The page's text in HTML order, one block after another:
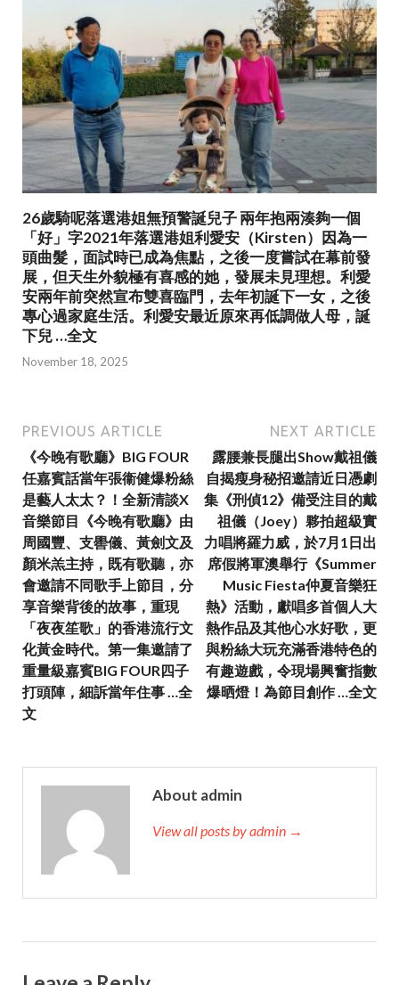
26歲騎呢落選港姐無預警誕兒子 兩年抱兩湊夠一個
「好」字2021年落選港姐利愛安（Kirsten）因為一
頭曲髮，面試時已成為焦點，之後一度嘗試在幕前發
展，但天生外貌極有喜感的她，發展未見理想。利愛
安兩年前突然宣布雙喜臨門，去年初誕下一女，之後
專心過家庭生活。利愛安最近原來再低調做人母，誕
下兒 …全文
November 18, 2025
PREVIOUS ARTICLE
《今晚有歌廳》BIG FOUR
任嘉賓話當年張衞健爆粉絲
是藝人太太？！全新清談X
音樂節目《今晚有歌廳》由
周國豐、支嚳儀、黃劍文及
顏米羔主持，既有歌聽，亦
會邀請不同歌手上節目，分
享音樂背後的故事，重現
「夜夜笙歌」的香港流行文
化黃金時代。第一集邀請了
重量級嘉賓BIG FOUR四子
打頭陣，細訴當年住事 …全
文
NEXT ARTICLE
露腰兼長腿出Show戴祖儀
自揭瘦身秘招邀請近日憑劇
集《刑偵12》備受注目的戴
祖儀（Joey）夥拍超級實
力唱將羅力威，於7月1日出
席假將軍澳舉行《Summer
Music Fiesta仲夏音樂狂
熱》活動，獻唱多首個人大
熱作品及其他心水好歌，更
與粉絲大玩充滿香港特色的
有趣遊戲，令現場興奮指數
爆晒燈！為節目創作 …全文
About admin
View all posts by admin →